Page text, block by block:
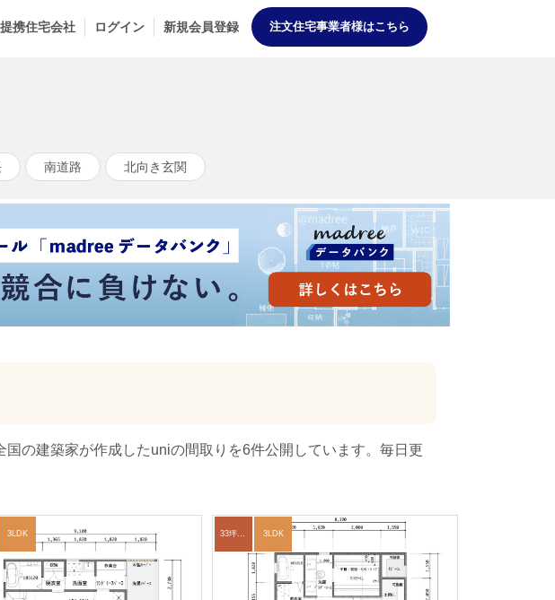
提携住宅会社 ログイン 新規会員登録 注文住宅事業者様はこちら
南道路 北向き玄関
の建築家が作成したuniの間取りを6件公開しています。毎日更
3LDK 33坪～36坪 3LDK